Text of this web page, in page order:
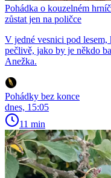
Pohádka o kouzelném
zůstat jen na poličce
V jedné vesnici pod
pečlivě, jako by je někdo
Anežka.
Pohádky bez konce
dnes, 15:05
11 min